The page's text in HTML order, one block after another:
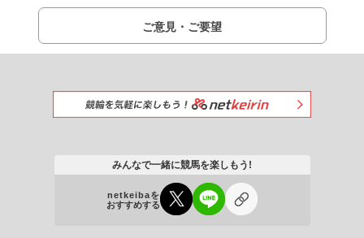
ご意見・ご要望
みんなで一緒に競馬を楽しもう!
netkeibaを
おすすめする